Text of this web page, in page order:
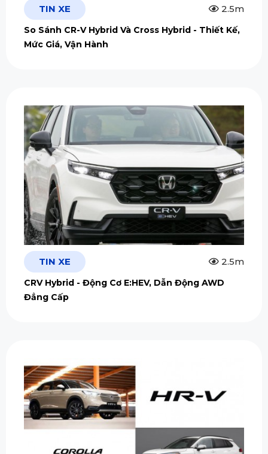
TIN XE 2.5m
So Sánh CR-V Hybrid Và Cross Hybrid - Thiết Kế,
Mức Giá, Vận Hành
TIN XE 2.5m
CRV Hybrid - Động Cơ E:HEV, Dẫn Động AWD
Đẳng Cấp